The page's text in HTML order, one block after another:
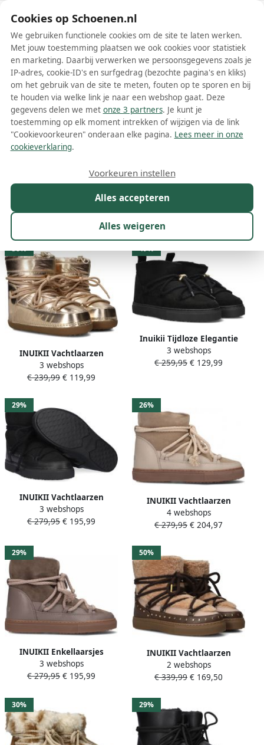
Schoenen.nl
Wis filters Alle filters
INUIKII dames laarzen
Meer lezen
Model Kleur
135 resultaten:
50%
INUIKII Vachtlaarzen
Dames Mountain Metallic
Maat: 39 Materiaal: Textiel
3 webshops
€ 239,99 € 119,99
49%
Inuikii Tijdloze Elegantie
Gecombineerd met
Functionaliteit Lage
3 webshops
€ 259,95 € 129,99
29%
INUIKII Vachtlaarzen
Dames Classic Maat: 38
Materiaal: Suède Kleur:
3 webshops
€ 279,95 € 195,99
26%
INUIKII Vachtlaarzen
Dames Classic Maat: 37
Materiaal: Suède Kleur:
4 webshops
€ 279,95 € 204,97
29%
INUIKII Enkellaarsjes
Dames Outdoor Snowboots
Damesschoenen Suède
3 webshops
€ 279,95 € 195,99
50%
INUIKII Vachtlaarzen
Dames Curly Rock Maat: 40
Materiaal: Textiel Kleur:
2 webshops
€ 339,99 € 169,50
30% 29%
Cookies op Schoenen.nl
We gebruiken functionele cookies om de site te laten werken.
Met jouw toestemming plaatsen we ook cookies voor statistiek
en marketing. Daarbij verwerken we persoonsgegevens zoals je
IP-adres, cookie-ID's en surfgedrag (bezochte pagina's en kliks)
om het gebruik van de site te meten, fouten op te sporen en bij
te houden via welke link je naar een webshop gaat. Deze
gegevens delen we met onze 3 partners. Je kunt je
toestemming op elk moment intrekken of wijzigen via de link
"Cookievoorkeuren" onderaan elke pagina. Lees meer in onze
cookieverklaring.
Alles accepteren
Alles weigeren
Voorkeuren instellen